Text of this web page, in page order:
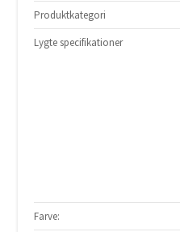
Produktkategori
Lygte specifikationer
Farve: